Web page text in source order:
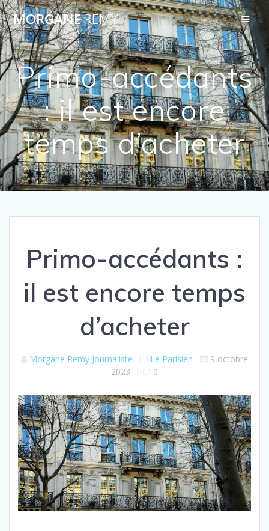
Passer
au
contenu
MORGANEREMY
Primo-accédants
: il est encore
temps d’acheter
Primo-accédants :
il est encore temps
d’acheter
Morgane Remy Journaliste Le Parisien
9 octobre
2023 | 0